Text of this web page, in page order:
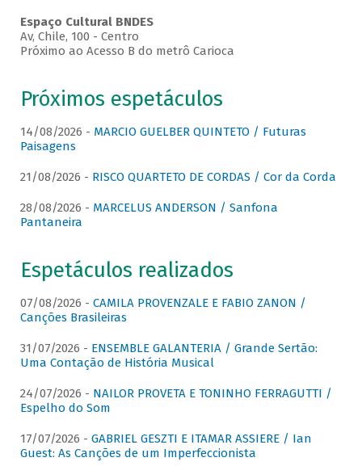
Espaço Cultural BNDES
Av, Chile, 100 - Centro
Próximo ao Acesso B do metrô Carioca
Próximos espetáculos
14/08/2026 - MARCIO GUELBER QUINTETO / Futuras
Paisagens
21/08/2026 - RISCO QUARTETO DE CORDAS / Cor da Corda
28/08/2026 - MARCELUS ANDERSON / Sanfona
Pantaneira
Espetáculos realizados
07/08/2026 - CAMILA PROVENZALE E FABIO ZANON /
Canções Brasileiras
31/07/2026 - ENSEMBLE GALANTERIA / Grande Sertão:
Uma Contação de História Musical
24/07/2026 - NAILOR PROVETA E TONINHO FERRAGUTTI /
Espelho do Som
17/07/2026 - GABRIEL GESZTI E ITAMAR ASSIERE / Ian
Guest: As Canções de um Imperfeccionista